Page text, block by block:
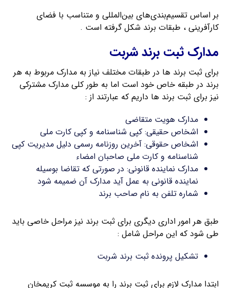
بر اساس تقسیم‌بندی‌های بین‌المللی و متناسب با فضای
کارآفرینی ، طبقات برند شکل گرفته است .
مدارک ثبت برند شربت
برای ثبت برند ها در طبقات مختلف نیاز به مدارک مربوط به هر
برند در طبقه خاص خود است اما به طور کلی مدارک مشترکی
نیز برای ثبت برند ها داریم که عبارتند از :
مدارک هویت متقاضی
اشخاص حقیقی: کپی شناسنامه و کپی کارت ملی
اشخاص حقوقی: آخرین روزنامه رسمی دلیل مدیریت کپی
شناسنامه و کارت ملی صاحبان امضاء
مدارک نماینده قانونی: در صورتی که تقاضا بوسیله
نماینده قانونی به عمل آید مدارک آن ضمیمه شود
شماره تلفن به نام صاحب برند
طبق هر امور اداری دیگری برای ثبت برند نیز مراحل خاصی باید
طی شود که این مراحل شامل :
تشکیل پرونده ثبت برند شربت
ابتدا مدارک لازم برای ثبت برند را به موسسه ثبت کریمخان